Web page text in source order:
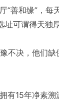
“善和缘”，
可谓得天独厚
不决，他们
有15年净素